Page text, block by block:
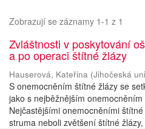
Zobrazují se záznamy 1-1 z 1
Zvláštnosti v poskytování
a po operaci štítné žlázy
Hauserová, Kateřina (Jihočeská
S onemocněním štítné žlázy se
jako s nejběžnějším
Nejčastějšími onemocněními
struma neboli zvětšení štítné